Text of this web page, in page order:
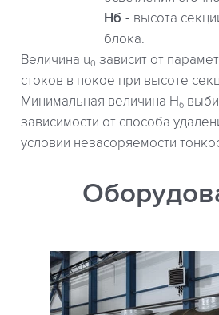
Hб
высота
блока.
Величина u0 зависит от
стоков в покое при высоте
Минимальная величина Hб
зависимости от способа
условии незасоряемости